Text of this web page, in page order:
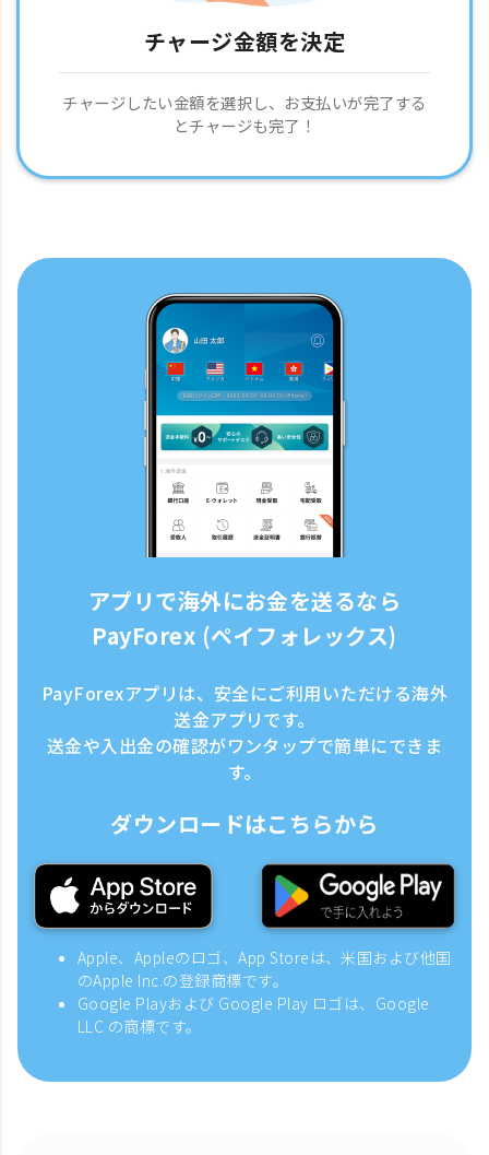
チャージ金額を決定
チャージしたい金額を選択し、お支払いが完了する
とチャージも完了！
アプリで海外にお金を送るなら
PayForex (ペイフォレックス)
PayForexアプリは、安全にご利用いただける海外
送金アプリです。
送金や入出金の確認がワンタップで簡単にできま
す。
ダウンロードはこちらから
Apple、Appleのロゴ、App Storeは、米国および他国
のApple Inc.の登録商標です。
Google Playおよび Google Play ロゴは、Google
LLC の商標です。